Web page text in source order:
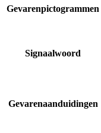
Gevarenpictogrammen
Signaalwoord
Gevarenaanduidingen